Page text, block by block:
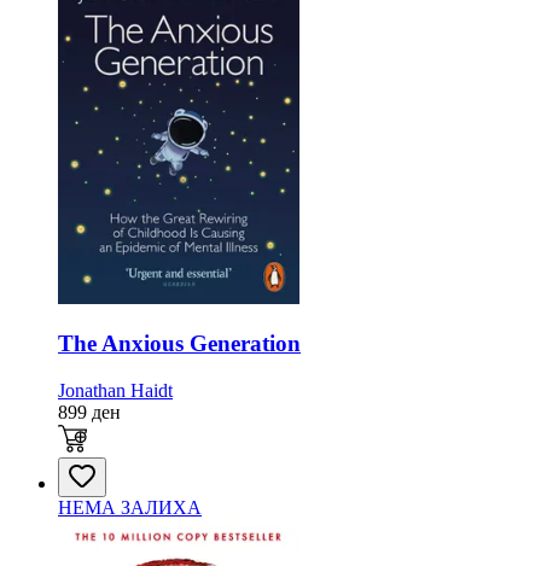
The Anxious Generation
Jonathan Haidt
899 ден
НЕМА ЗАЛИХА